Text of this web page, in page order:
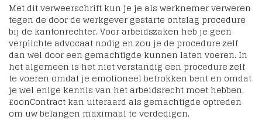
Met dit verweerschrift kun je je als werknemer verweren
tegen de door de werkgever gestarte ontslag procedure
bij de kantonrechter. Voor arbeidszaken heb je geen
verplichte advocaat nodig en zou je de procedure zelf
dan wel door een gemachtigde kunnen laten voeren. In
het algemeen is het niet verstandig een procedure zelf
te voeren omdat je emotioneel betrokken bent en omdat
je wel enige kennis van het arbeidsrecht moet hebben.
£oonContract kan uiteraard als gemachtigde optreden
om uw belangen maximaal te verdedigen.